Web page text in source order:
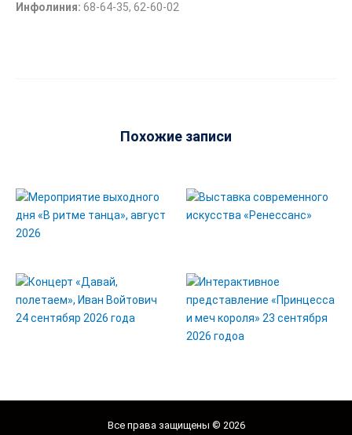
Инфолиния: 68-64-35, 62-60-02
Похожие записи
Все права защищены © 2026